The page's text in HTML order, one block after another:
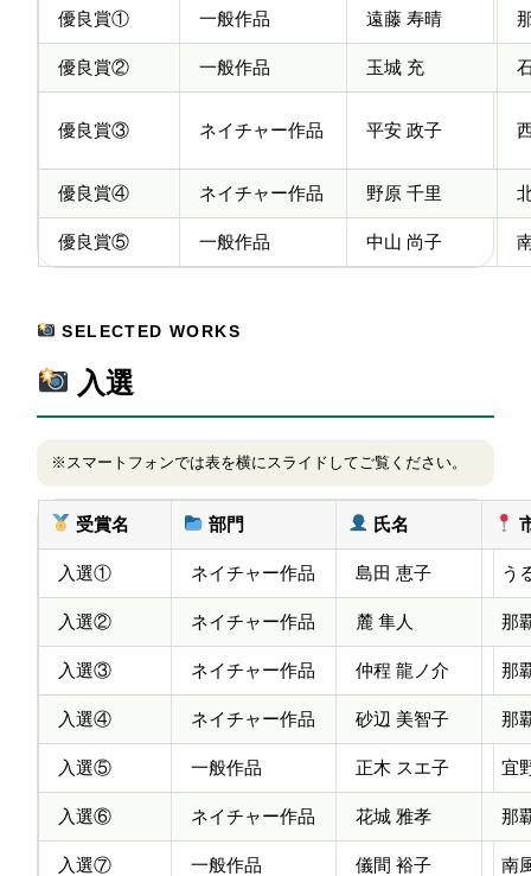
優良賞① 一般作品 遠藤 寿晴
優良賞② 一般作品 玉城 充
優良賞③ ネイチャー作品 平安 政子
優良賞④ ネイチャー作品 野原 千里
優良賞⑤ 一般作品 中山 尚子
SELECTED WORKS
入選
※スマートフォンでは表を横にスライドしてご覧ください。
受賞名 部門 氏名
入選① ネイチャー作品 島田 恵子 う
入選② ネイチャー作品 麓 隼人 那
入選③ ネイチャー作品 仲程 龍ノ介 那
入選④ ネイチャー作品 砂辺 美智子 那
入選⑤ 一般作品 正木 スエ子 宜
入選⑥ ネイチャー作品 花城 雅孝 那
入選⑦ 一般作品 儀間 裕子 南